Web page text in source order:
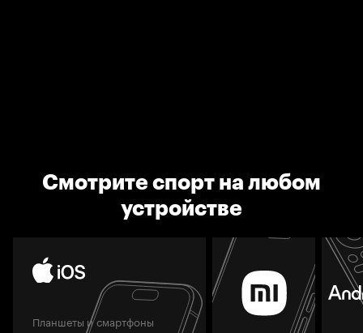
Смотрите спорт на любом
устройстве
Планшеты и смартфоны